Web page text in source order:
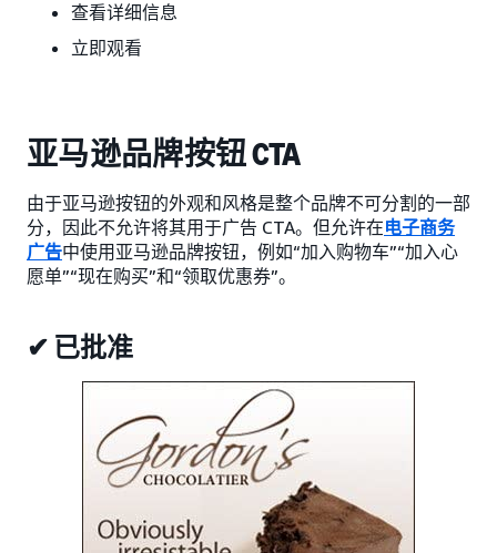
查看详细信息
立即观看
亚马逊品牌按钮 CTA
由于亚马逊按钮的外观和风格是整个品牌不可分割的一部
分，因此不允许将其用于广告 CTA。但允许在电子商务
广告中使用亚马逊品牌按钮，例如“加入购物车”“加入心
愿单”“现在购买”和“领取优惠券”。
✔ 已批准